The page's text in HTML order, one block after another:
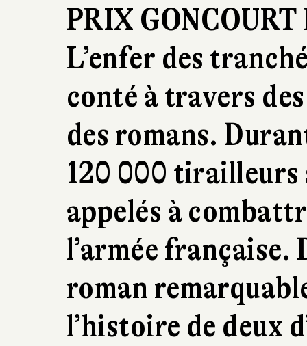
PRIX GONCOURT
L’enfer des
conté à travers
des romans.
120 000 tirailleurs
appelés à
l’armée française.
roman
l’histoire de deux